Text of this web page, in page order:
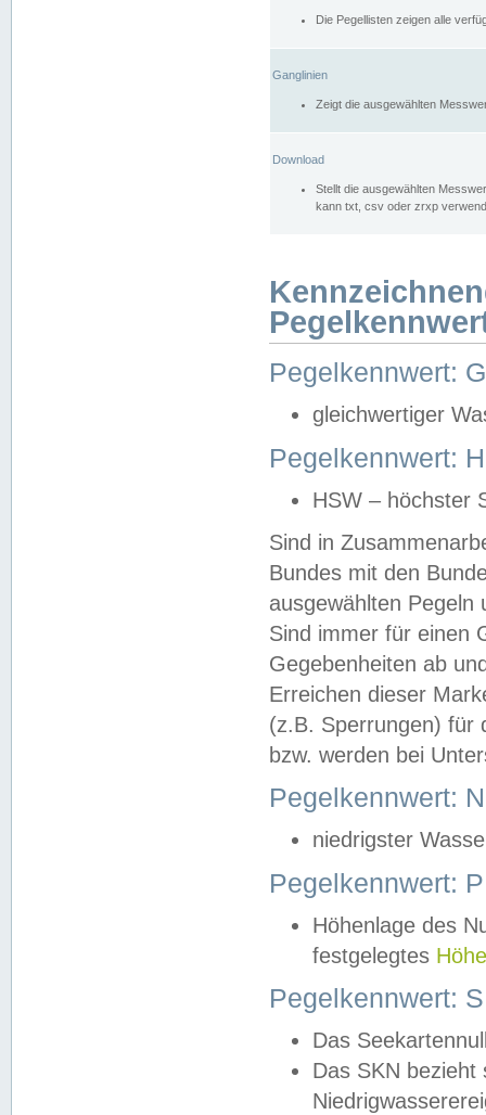
Die Pegellisten zeigen alle
Ganglinien
Zeigt die ausgewählten
Download
Stellt die ausgewählten
kann txt, csv oder zrxp
Pegelkennwert:
gleichwertiger
Pegelkennwert:
HSW – höchster
Sind in
Bundes mit den
ausgewählten
Sind immer für einen
Gegebenheiten ab
Erreichen dieser
(z.B. Sperrungen) für
bzw. werden bei
Pegelkennwert:
niedrigster
Pegelkennwert:
Höhenlage des
festgelegtes
Pegelkennwert:
Das
Das SKN